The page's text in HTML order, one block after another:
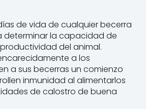
de vida de cualquier becerra
determinar la capacidad de
del animal.
a los
a sus becerras un comienzo
inmunidad al alimentarlos
de calostro de buena